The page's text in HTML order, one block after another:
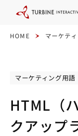
HOME マーケテ
マーケティング用語
HTML（
クアップ